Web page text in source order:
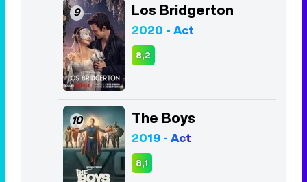
10 The Boys
2019 - Act
8,1
Listas